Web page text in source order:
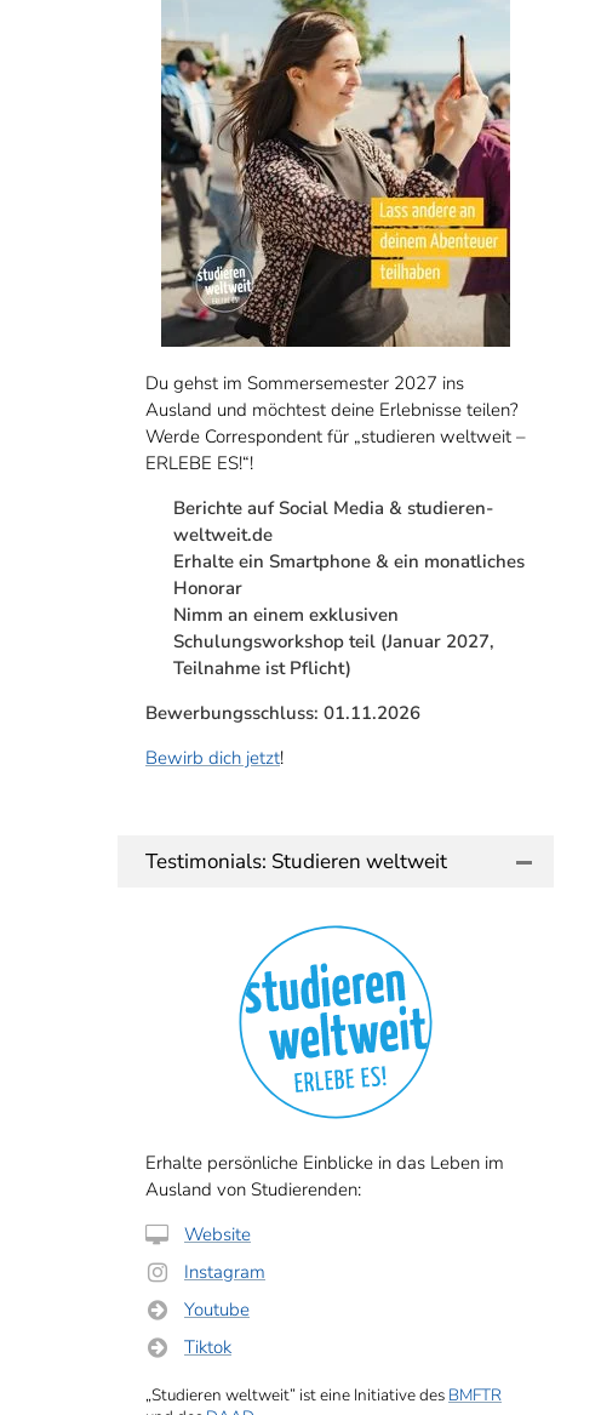
Du gehst im Sommersemester 2027 ins
Ausland und möchtest deine Erlebnisse teilen?
Werde Correspondent für „studieren weltweit –
ERLEBE ES!“!
Berichte auf Social Media & studieren-
weltweit.de
Erhalte ein Smartphone & ein monatliches
Honorar
Nimm an einem exklusiven
Schulungsworkshop teil (Januar 2027,
Teilnahme ist Pflicht)
Bewerbungsschluss: 01.11.2026
Bewirb dich jetzt!
Testimonials: Studieren weltweit
Erhalte persönliche Einblicke in das Leben im
Ausland von Studierenden:
Website
Instagram
Youtube
Tiktok
„Studieren weltweit” ist eine Initiative des BMFTR